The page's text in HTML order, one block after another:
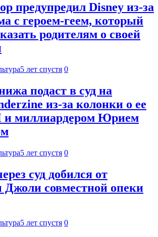
предупредил Disney из-за
c героем-геем, который
родителям о своей
5 лет спустя 0
подаст в суд на
из-за колонки о ее
и миллиардером Юрием
5 лет спустя 0
суд добился от
совместной опеки
5 лет спустя 0